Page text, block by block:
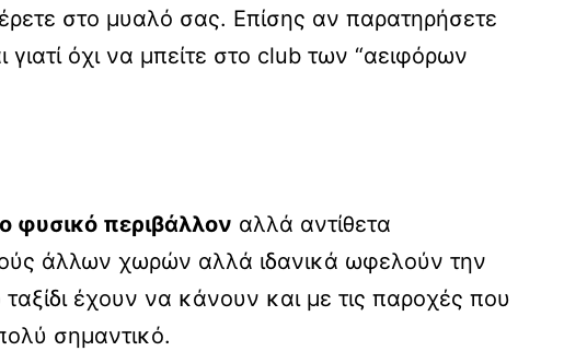
στο μυαλό σας. Επίσης αν παρατηρήσετε
όχι να μπείτε στο club των “αειφόρων
φυσικό περιβάλλον αλλά αντίθετα
άλλων χωρών αλλά ιδανικά ωφελούν την
έχουν να κάνουν και με τις παροχές που
σημαντικό.